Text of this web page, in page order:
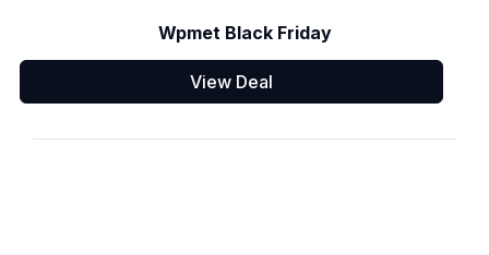
Wpmet Black Friday
View Deal